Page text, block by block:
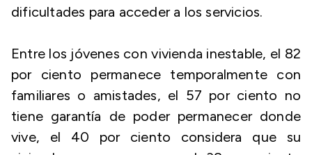
dificultades para acceder a los servicios.
Entre los jóvenes con vivienda inestable, el 82
por ciento permanece temporalmente con
familiares o amistades, el 57 por ciento no
tiene garantía de poder permanecer donde
vive, el 40 por ciento considera que su